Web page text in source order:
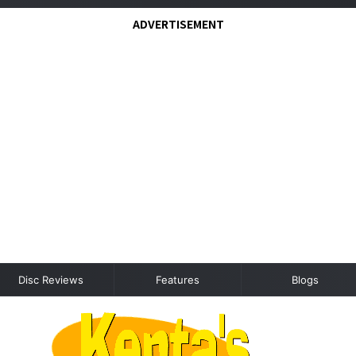
ADVERTISEMENT
Disc Reviews Features Blogs